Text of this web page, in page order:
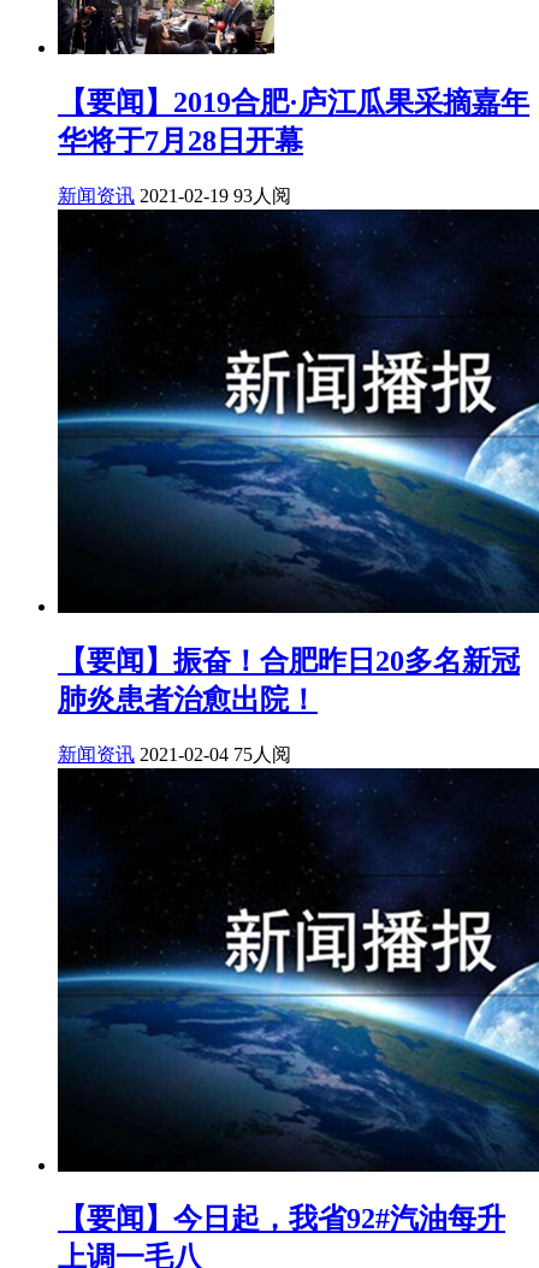
【要闻】2019合肥·庐江瓜果采摘嘉年
华将于7月28日开幕
新闻资讯 2021-02-19 93人阅
【要闻】振奋！合肥昨日20多名新冠
肺炎患者治愈出院！
新闻资讯 2021-02-04 75人阅
【要闻】今日起，我省92#汽油每升
上调一毛八